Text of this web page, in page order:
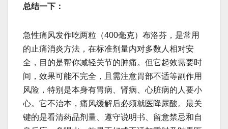
总结一下：
急性痛风发作吃两粒（400毫克）布洛芬，是常用
的止痛消炎方法，在标准剂量内对多数人相对安
全，目的是帮你减轻关节的肿痛。但它起效需要时
间，效果可能不完全，且需注意胃部不适等副作用
风险，特别是本身有胃病、肾病、心脏病的人要小
心。它不治本，痛风缓解后必须就医降尿酸。最关
键的是看清药品剂量、遵守说明书、留意禁忌和自